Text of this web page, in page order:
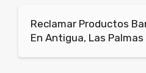
Reclamar Productos
En Antigua, Las Palmas